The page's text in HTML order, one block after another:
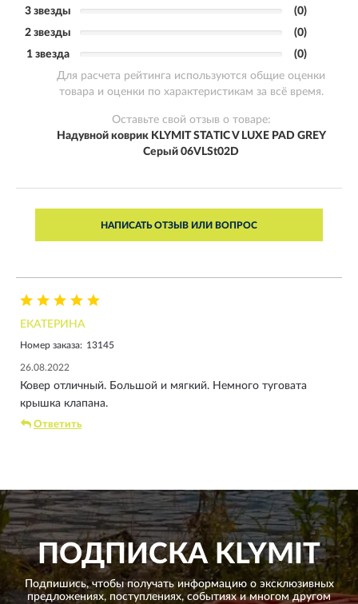
3 звезды
(0)
2 звезды
(0)
1 звезда
(0)
Для расчета рейтинга используются общие оценки
товара и оценки по характеристикам за всё время.
Оставьте свой отзыв о товаре:
Надувной коврик KLYMIT STATIC V LUXE PAD GREY
Серый 06VLSt02D
НАПИСАТЬ ОТЗЫВ ИЛИ ВОПРОС
ЕКАТЕРИНА
Номер заказа: 13145
26.08.2022
Ковер отличный. Большой и мягкий. Немного туговата
крышка клапана.
Ответить
ПОДПИСКАKLYMIT
Подпишись, чтобы получать информацию о эксклюзивных
предложениях, поступлениях, событиях и многом другом